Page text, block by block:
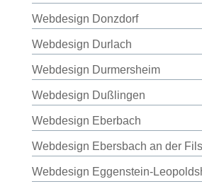
Webdesign Donzdorf
Webdesign Durlach
Webdesign Durmersheim
Webdesign Dußlingen
Webdesign Eberbach
Webdesign Ebersbach an der Fils
Webdesign Eggenstein-